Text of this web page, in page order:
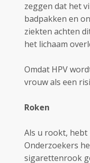
zeggen dat het
badpakken en
ziekten achten
het lichaam
Omdat HPV
vrouw als een
Roken
Als u rookt,
Onderzoekers
sigarettenrook